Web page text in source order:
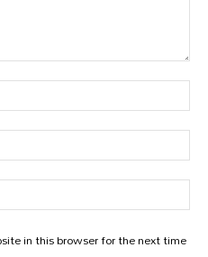
in this browser for the next time